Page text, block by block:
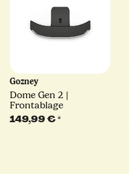
Gozney
Dome Gen 2 |
Frontablage
149,99 €*